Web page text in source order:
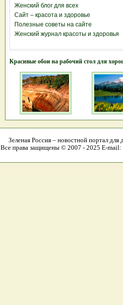
Женский блог для всех
Сайт – красота и здоровье
Полезные советы на сайте
Женский журнал красоты и здоровья
Красивые обои на рабочий стол для
Зеленая Россия – новостной портал для
Все права защищены © 2007 - 2025 E-mail: